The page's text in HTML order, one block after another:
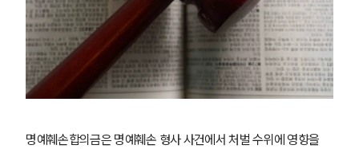
명예훼손합의금은 명예훼손 형사 사건에서 처벌 수위에 영향을